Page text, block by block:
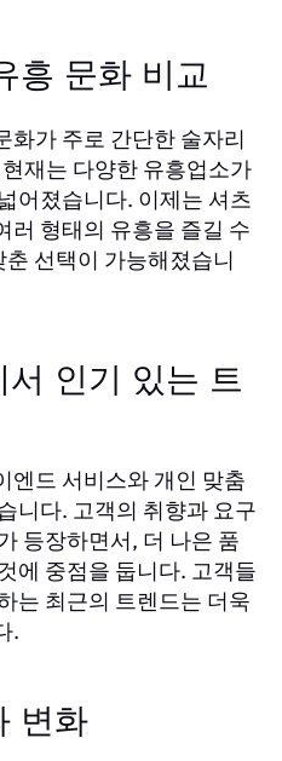
흥 문화 비교
화가 주로 간단한 술자리
재는 다양한 유흥업소가
어졌습니다. 이제는 셔츠
러 형태의 유흥을 즐길 수
선택이 가능해졌습니
인기 있는 트
엔드 서비스와 개인 맞춤
니다. 고객의 취향과 요구
등장하면서, 더 나은 품
에 중점을 둡니다. 고객들
는 최근의 트렌드는 더욱
.
변화